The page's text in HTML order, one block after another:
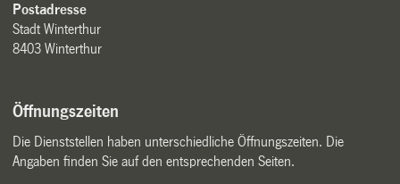
Postadresse
Stadt Winterthur
8403 Winterthur
Öffnungszeiten
Die Dienststellen haben unterschiedliche Öffnungszeiten. Die
Angaben finden Sie auf den entsprechenden Seiten.